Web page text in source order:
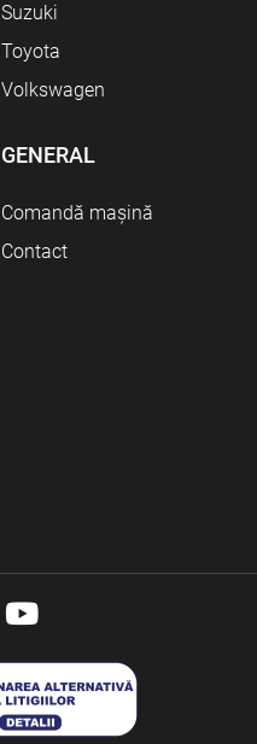
Suzuki
Toyota
Volkswagen
GENERAL
Comandă mașină
Contact